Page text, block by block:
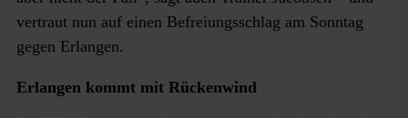
vertraut nun auf einen Befreiungsschlag am Sonntag
gegen Erlangen.
Erlangen kommt mit Rückenwind